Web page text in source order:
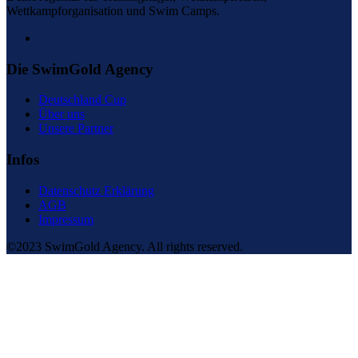
Wettkampforganisation und Swim Camps.
Die SwimGold Agency
Deutschland Cup
Über uns
Unsere Partner
Infos
Datenschutz Erklärung
AGB
Impressum
©2023 SwimGold Agency. All rights reserved.